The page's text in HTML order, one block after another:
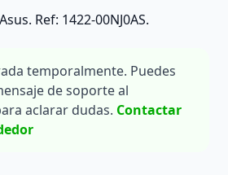
Ref: 1422-00NJ0AS.
temporalmente. Puedes
de soporte al
aclarar dudas. Contactar